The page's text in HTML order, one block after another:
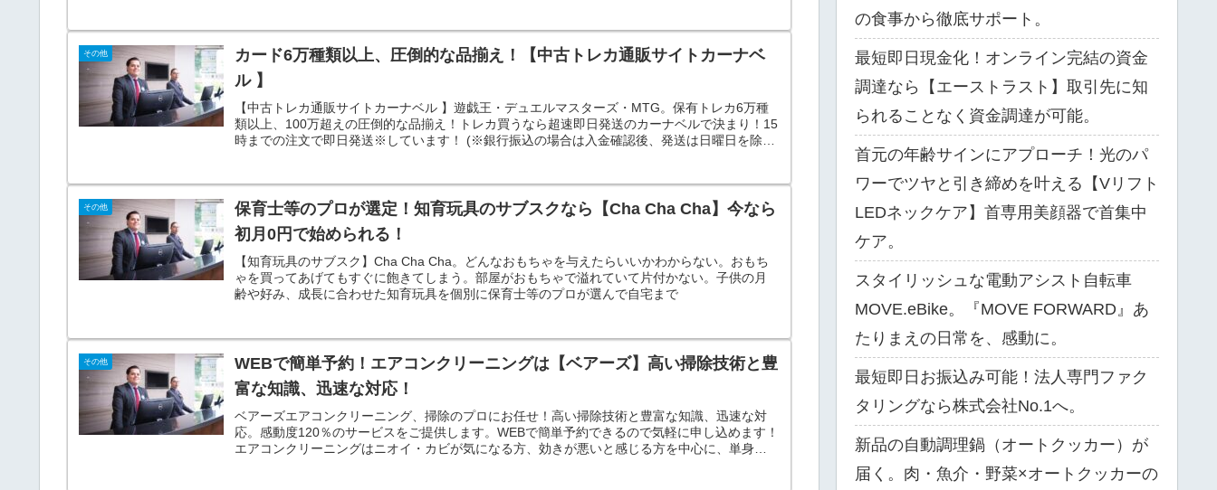
その他
カード6万種類以上、圧倒的な品揃え！【中古トレカ通販サイトカーナベ
ル 】
【中古トレカ通販サイトカーナベル 】遊戯王・デュエルマスターズ・MTG。保有トレカ6万種
類以上、100万超えの圧倒的な品揃え！トレカ買うなら超速即日発送のカーナベルで決まり！15
時までの注文で即日発送※しています！ (※銀行振込の場合は入金確認後、発送は日曜日を除
その他
保育士等のプロが選定！知育玩具のサブスクなら【Cha Cha Cha】今なら
初月0円で始められる！
【知育玩具のサブスク】Cha Cha Cha。どんなおもちゃを与えたらいいかわからない。おもち
ゃを買ってあげてもすぐに飽きてしまう。部屋がおもちゃで溢れていて片付かない。子供の月
齢や好み、成長に合わせた知育玩具を個別に保育士等のプロが選んで自宅まで
その他
WEBで簡単予約！エアコンクリーニングは【ベアーズ】高い掃除技術と豊
富な知識、迅速な対応！
ベアーズエアコンクリーニング、掃除のプロにお任せ！高い掃除技術と豊富な知識、迅速な対
応。感動度120％のサービスをご提供します。WEBで簡単予約できるので気軽に申し込めます！
エアコンクリーニングはニオイ・カビが気になる方、効きが悪いと感じる方を中心に、単身世
の食事から徹底サポート。
最短即日現金化！オンライン完結の資金
調達なら【エーストラスト】取引先に知
られることなく資金調達が可能。
首元の年齢サインにアプローチ！光のパ
ワーでツヤと引き締めを叶える【Vリフト
LEDネックケア】首専用美顔器で首集中
ケア。
スタイリッシュな電動アシスト自転車
MOVE.eBike。『MOVE FORWARD』あ
たりまえの日常を、感動に。
最短即日お振込み可能！法人専門ファク
タリングなら株式会社No.1へ。
新品の自動調理鍋（オートクッカー）が
届く。肉・魚介・野菜×オートクッカーの